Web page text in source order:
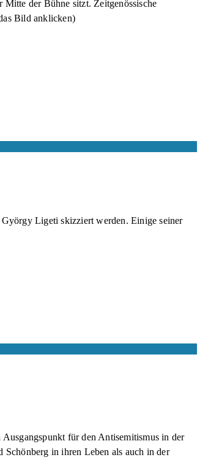
Mitte der Bühne sitzt. Zeitgenössische
Bild anklicken)
Ligeti skizziert werden. Einige seiner
für den Antisemitismus in der
in ihren Leben als auch in der